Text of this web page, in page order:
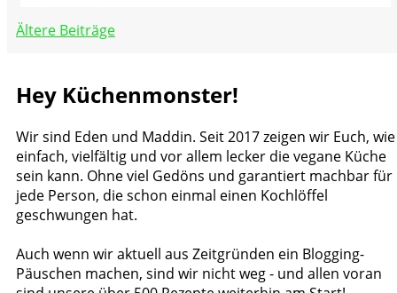
Beitragsnavigation
Ältere Beiträge
Hey Küchenmonster!
Wir sind Eden und Maddin. Seit 2017 zeigen wir Euch, wie
einfach, vielfältig und vor allem lecker die vegane Küche
sein kann. Ohne viel Gedöns und garantiert machbar für
jede Person, die schon einmal einen Kochlöffel
geschwungen hat.
Auch wenn wir aktuell aus Zeitgründen ein Blogging-
Päuschen machen, sind wir nicht weg - und allen voran